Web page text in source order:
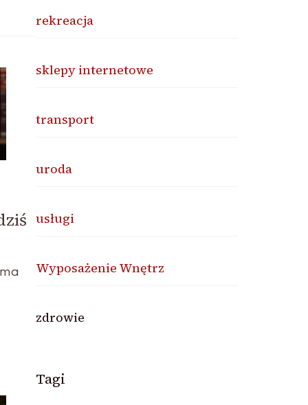
rekreacja
sklepy internetowe
transport
uroda
usługi
Wyposażenie Wnętrz
zdrowie
Tagi